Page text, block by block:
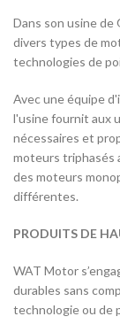
Dans son usine de
divers types de
technologies de
Avec une équipe
l'usine fournit aux
nécessaires et
moteurs triphasés
des moteurs
différentes.
PRODUITS DE
WAT Motor
durables sans
technologie ou de